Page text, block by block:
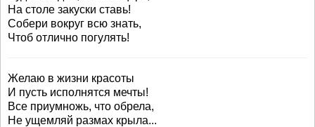
На столе закуски ставь!
Собери вокруг всю знать,
Чтоб отлично погулять!
Желаю в жизни красоты
И пусть исполнятся мечты!
Все приумножь, что обрела,
Не ущемляй размах крыла...